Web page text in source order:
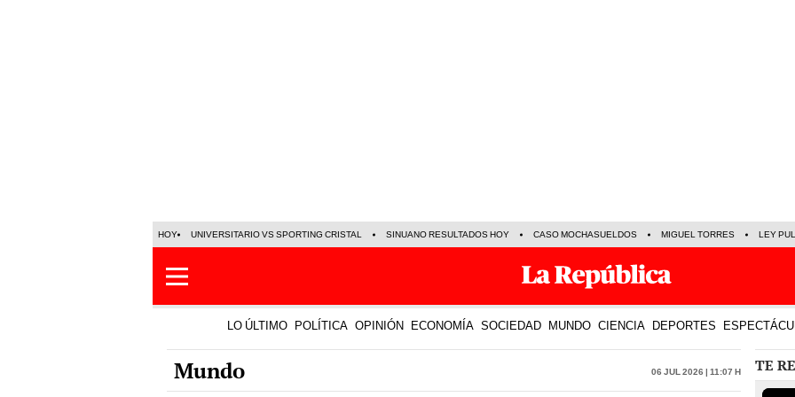
HOY UNIVERSITARIO VS SPORTING CRISTAL SINUANO RESULTADOS HOY CASO MOCHASUELDOS MIGUEL TORRES LEY
LO ÚLTIMO POLÍTICA OPINIÓN ECONOMÍA SOCIEDAD MUNDO CIENCIA DEPORTES
Mundo 06 Jul 2026 | 11:07 h TE